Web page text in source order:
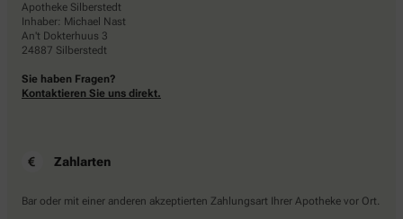
Apotheke Silberstedt
Inhaber: Michael Nast
An't Dokterhuus 3
24887 Silberstedt
Sie haben Fragen?
Kontaktieren Sie uns direkt.
Zahlarten
Bar oder mit einer anderen akzeptierten Zahlungsart Ihrer Apotheke vor Ort.